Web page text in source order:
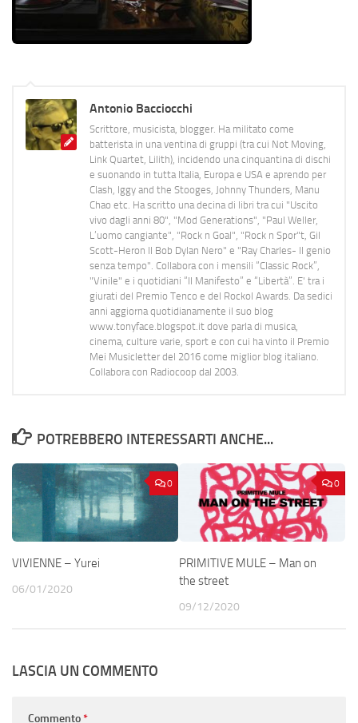
Antonio Bacciocchi
Scrittore, musicista, blogger. Ha militato come
batterista in una ventina di gruppi (tra cui Not Moving,
Link Quartet, Lilith), incidendo una cinquantina di dischi
e suonando in tutta Italia, Europa e USA e aprendo per
Clash, Iggy and the Stooges, Johnny Thunders, Manu
Chao etc. Ha scritto una decina di libri tra cui "Uscito
vivo dagli anni 80", "Mod Generations", "Paul Weller,
L’uomo cangiante", "Rock n Goal", "Rock n Spor"t, Gil
Scott-Heron Il Bob Dylan Nero" e "Ray Charles- Il genio
senza tempo". Collabora con i mensili “Classic Rock”,
"Vinile" e i quotidiani “Il Manifesto” e “Libertà”. E' tra i
giurati del Premio Tenco e del Rockol Awards. Da sedici
anni aggiorna quotidianamente il suo blog
www.tonyface.blogspot.it dove parla di musica,
cinema, culture varie, sport e con cui ha vinto il Premio
Mei Musicletter del 2016 come miglior blog italiano.
Collabora con Radiocoop dal 2003.
POTREBBERO INTERESSARTI ANCHE...
0
VIVIENNE – Yurei
06/01/2020
0
PRIMITIVE MULE – Man on
the street
09/12/2020
LASCIA UN COMMENTO
Commento*